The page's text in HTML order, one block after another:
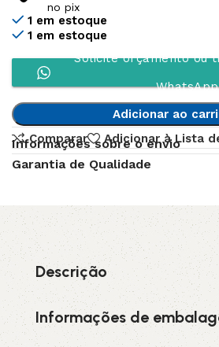
no pix
1 em estoque
1 em estoque
Solicite orçamento ou
Adicionar ao
Comparar
Adicionar à Lista
Informações sobre o envio
Garantia de Qualidade
Descrição
Informações de